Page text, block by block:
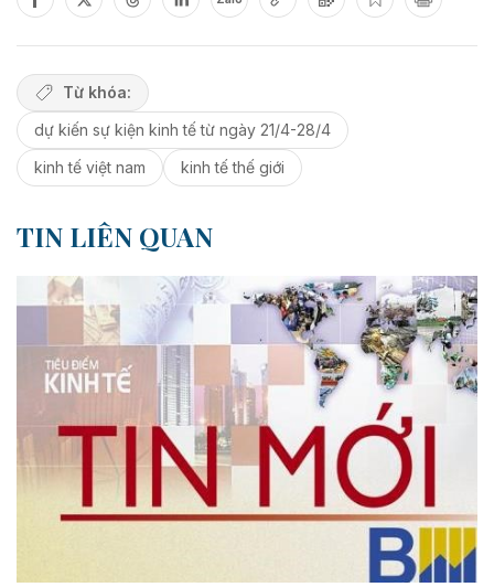
Từ khóa:
dự kiến sự kiện kinh tế từ ngày 21/4-28/4
kinh tế việt nam
kinh tế thế giới
TIN LIÊN QUAN